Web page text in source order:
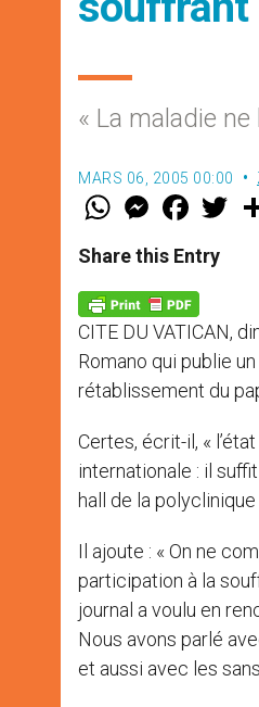
« La maladie ne
MARS 06, 2005 00:00
W
t
s
p
p
M
e
s
e
g
e
r
F
a
e
b
k
w
Share this Entry
CITE DU VATICAN,
Romano qui publie
rétablissement du
Certes, écrit-il, «
internationale : il
hall de la polyclinique
Il ajoute : « On ne
participation à la
journal a voulu en
Nous avons parlé
et aussi avec les